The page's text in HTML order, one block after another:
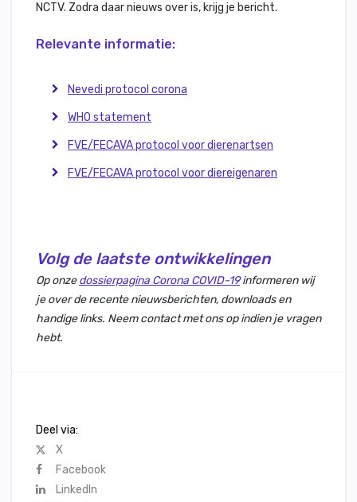
NCTV. Zodra daar nieuws over is, krijg je bericht.
Relevante informatie:
Nevedi protocol corona
WHO statement
FVE/FECAVA protocol voor dierenartsen
FVE/FECAVA protocol voor diereigenaren
Volg de laatste ontwikkelingen
Op onzedossierpagina Corona COVID-19informeren wij
je over de recente nieuwsberichten, downloads en
handige links. Neem contact met ons op indien je vragen
hebt.
Deel via:
X
Facebook
LinkedIn